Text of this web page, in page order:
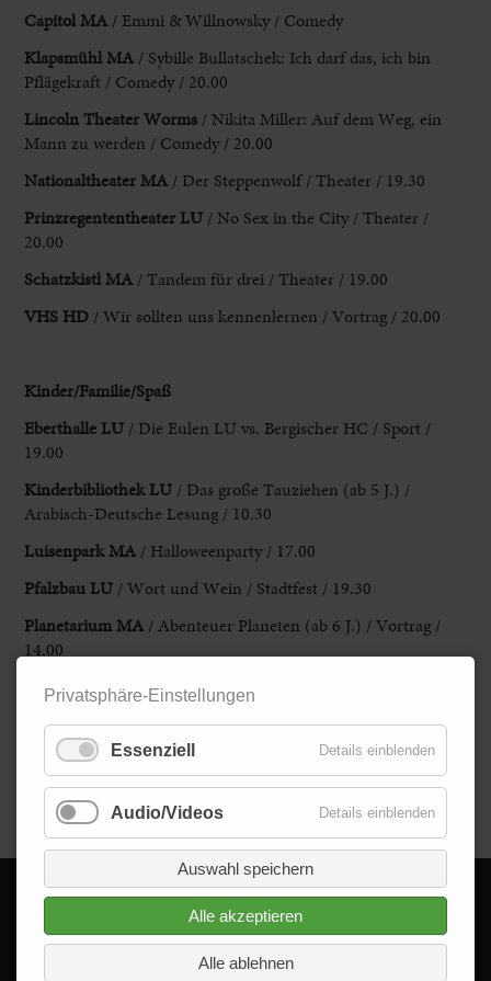
Capitol MA / Emmi & Willnowsky / Comedy
Klapsmühl MA / Sybille Bullatschek: Ich darf das, ich bin
Pflägekraft / Comedy / 20.00
Lincoln Theater Worms / Nikita Miller: Auf dem Weg, ein
Mann zu werden / Comedy / 20.00
Nationaltheater MA / Der Steppenwolf / Theater / 19.30
Prinzregententheater LU / No Sex in the City / Theater /
20.00
Schatzkistl MA / Tandem für drei / Theater / 19.00
VHS HD / Wir sollten uns kennenlernen / Vortrag / 20.00
Kinder/Familie/Spaß
Eberthalle LU / Die Eulen LU vs. Bergischer HC / Sport /
19.00
Kinderbibliothek LU / Das große Tauziehen (ab 5 J.) /
Arabisch-Deutsche Lesung / 10.30
Luisenpark MA / Halloweenparty / 17.00
Pfalzbau LU / Wort und Wein / Stadtfest / 19.30
Planetarium MA / Abenteuer Planeten (ab 6 J.) / Vortrag /
14.00
Q6Q7 MA/ Halloween-Aktionstag für Kinder / 14.00
Stadtbibliothek MA/ Café Colibri / SprachenCafé / 17.00
Zoo HD/ Heidelberger Zoo-Leuchten
Zurück
© 2026 - Delta im Quadrat GmbH
Alle Rechte vorbehalten.
Privatsphäre-Einstellungen
Essenziell Details einblenden
Audio/Videos Details einblenden
Auswahl speichern
Alle akzeptieren
Alle ablehnen